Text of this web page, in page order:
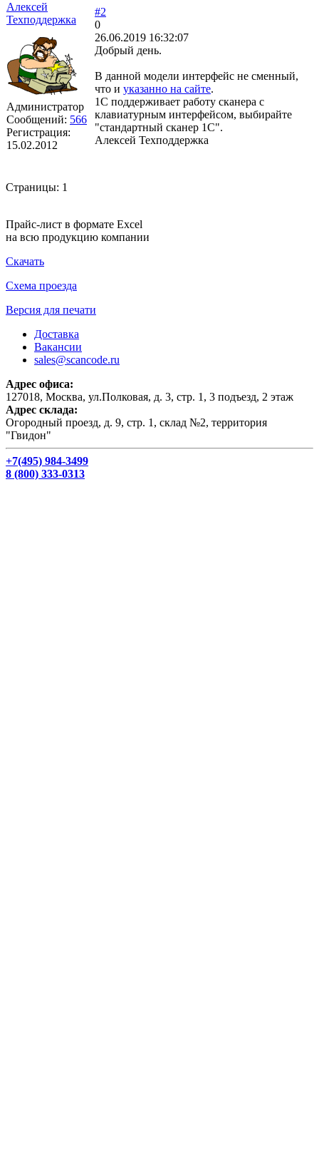
Алексей
Техподдержка
Администратор
Сообщений: 566
Регистрация:
15.02.2012
#2
0
26.06.2019 16:32:07
Добрый день.
В данной модели интерфейс не сменный,
что и указанно на сайте.
1С поддерживает работу сканера с
клавиатурным интерфейсом, выбирайте
"стандартный сканер 1С".
Алексей Техподдержка
Страницы: 1
Прайс-лист в формате Excel
на всю продукцию компании
Скачать
Схема проезда
Версия для печати
Доставка
Вакансии
sales@scancode.ru
Адрес офиса:
127018, Москва, ул.Полковая, д. 3, стр. 1, 3 подъезд, 2 этаж
Адрес склада:
Огородный проезд, д. 9, стр. 1, склад №2, территория
"Гвидон"
+7(495) 984-3499
8 (800) 333-0313